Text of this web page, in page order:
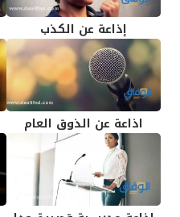
إذاعة عن الكذب
اذاعة عن الذوق العام